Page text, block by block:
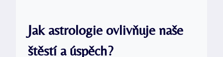
Jak astrologie​ ovlivňuje naše
štěstí a úspěch?